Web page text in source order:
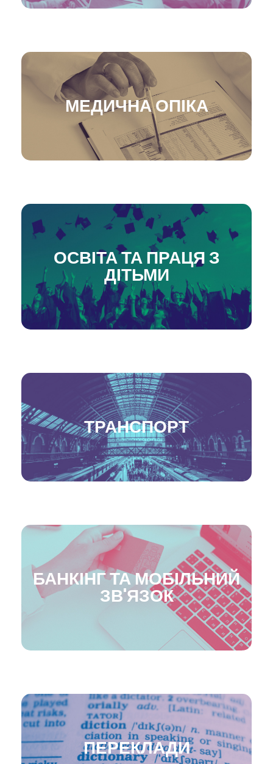
МЕДИЧНА ОПІКА
ОСВІТА ТА ПРАЦЯ З
ДІТЬМИ
ТРАНСПОРТ
БАНКІНГ ТА МОБІЛЬНИЙ
ЗВ'ЯЗОК
ПЕРЕКЛАДИ